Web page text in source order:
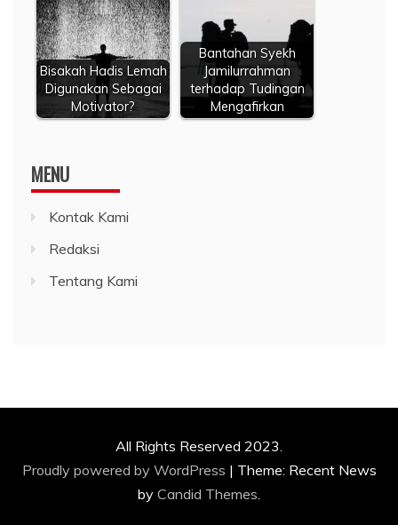
Bisakah Hadis Lemah
Digunakan Sebagai
Motivator?
Bantahan Syekh
Jamilurrahman
terhadap Tudingan
Mengafirkan
MENU
Kontak Kami
Redaksi
Tentang Kami
All Rights Reserved 2023.
Proudly powered by WordPress | Theme: Recent News
by Candid Themes